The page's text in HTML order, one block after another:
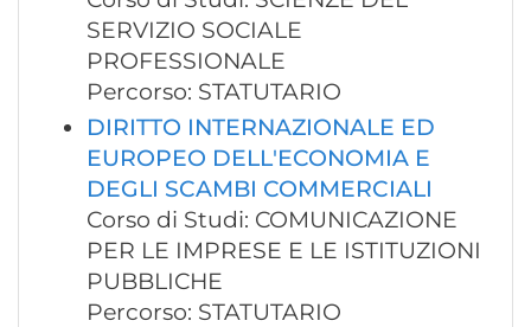
SERVIZIO SOCIALE
PROFESSIONALE
Percorso: STATUTARIO
DIRITTO INTERNAZIONALE ED
EUROPEO DELL'ECONOMIA E
DEGLI SCAMBI COMMERCIALI
Corso di Studi: COMUNICAZIONE
PER LE IMPRESE E LE ISTITUZIONI
PUBBLICHE
Percorso: STATUTARIO